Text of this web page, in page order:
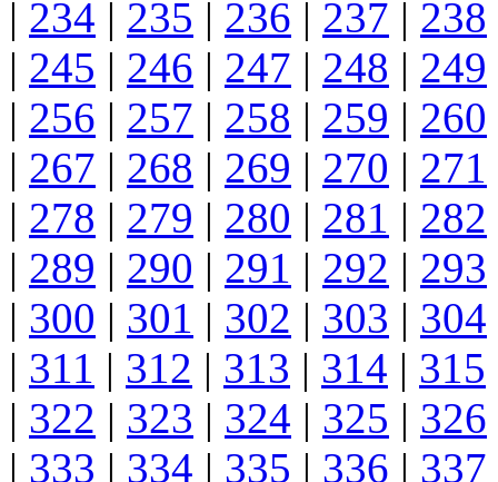
| 234 | 235 | 236 | 237 | 238
| 245 | 246 | 247 | 248 | 249
| 256 | 257 | 258 | 259 | 260
| 267 | 268 | 269 | 270 | 271
| 278 | 279 | 280 | 281 | 282
| 289 | 290 | 291 | 292 | 293
| 300 | 301 | 302 | 303 | 304
| 311 | 312 | 313 | 314 | 315
| 322 | 323 | 324 | 325 | 326
| 333 | 334 | 335 | 336 | 337